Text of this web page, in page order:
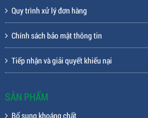
Quy trình xử lý đơn hàng
Chính sách bảo mật thông tin
Tiếp nhận và giải quyết khiếu nại
SẢN PHẨM
Bổ sung khoáng chất